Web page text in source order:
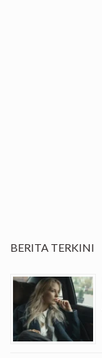
BERITA TERKINI